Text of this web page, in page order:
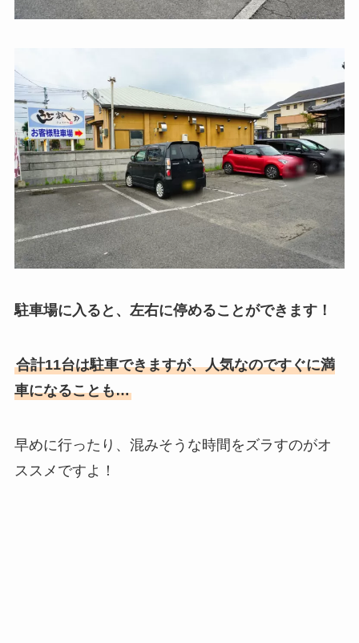
駐車場に入ると、左右に停めることができます！
合計11台は駐車できますが、人気なのですぐに満
車になることも…
早めに行ったり、混みそうな時間をズラすのがオ
ススメですよ！